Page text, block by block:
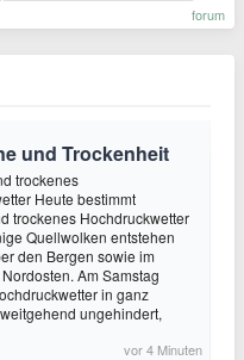
forum
und Trockenheit
trockenes
Heute bestimmt
trockenes Hochdruckwetter
Quellwolken entstehen
den Bergen sowie im
Am Samstag
in ganz
ungehindert,
vor 4 Minuten